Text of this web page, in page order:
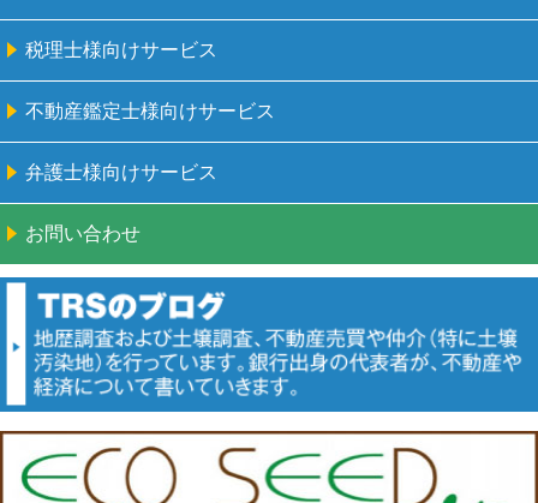
税理士様向けサービス
不動産鑑定士様向けサービス
弁護士様向けサービス
お問い合わせ